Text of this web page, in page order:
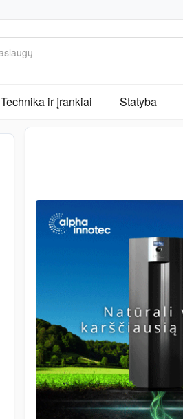
Technika ir įrankiai Statyba